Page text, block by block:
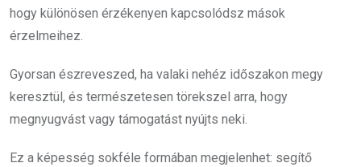
hogy különösen érzékenyen kapcsolódsz mások
érzelmeihez.
Gyorsan észreveszed, ha valaki nehéz időszakon megy
keresztül, és természetesen törekszel arra, hogy
megnyugvást vagy támogatást nyújts neki.
Ez a képesség sokféle formában megjelenhet: segítő